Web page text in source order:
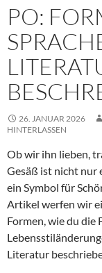
PO:
26. JANUAR 2026
HINTERLASSEN
Ob wir ihn lieben,
Gesäß ist nicht nur
ein Symbol für
Artikel werfen wir
Formen, wie du die
Literatur